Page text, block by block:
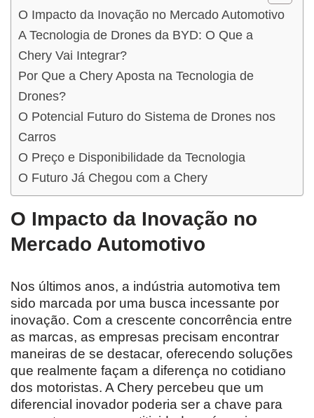
O Impacto da Inovação no Mercado Automotivo
A Tecnologia de Drones da BYD: O Que a
Chery Vai Integrar?
Por Que a Chery Aposta na Tecnologia de
Drones?
O Potencial Futuro do Sistema de Drones nos
Carros
O Preço e Disponibilidade da Tecnologia
O Futuro Já Chegou com a Chery
O Impacto da Inovação no
Mercado Automotivo
Nos últimos anos, a indústria automotiva tem
sido marcada por uma busca incessante por
inovação. Com a crescente concorrência entre
as marcas, as empresas precisam encontrar
maneiras de se destacar, oferecendo soluções
que realmente façam a diferença no cotidiano
dos motoristas. A Chery percebeu que um
diferencial inovador poderia ser a chave para